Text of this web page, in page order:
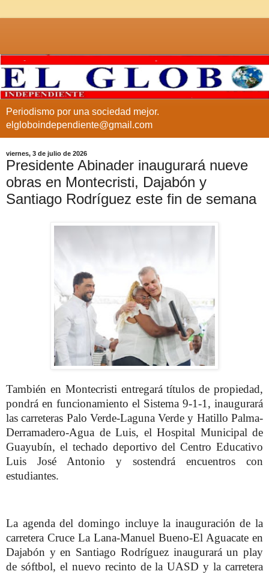
Periodismo por una sociedad mejor.
elgloboindependiente@gmail.com
viernes, 3 de julio de 2026
Presidente Abinader inaugurará nueve
obras en Montecristi, Dajabón y
Santiago Rodríguez este fin de semana
También en Montecristi entregará títulos de propiedad,
pondrá en funcionamiento el Sistema 9-1-1, inaugurará
las carreteras Palo Verde-Laguna Verde y Hatillo Palma-
Derramadero-Agua de Luis, el Hospital Municipal de
Guayubín, el techado deportivo del Centro Educativo
Luis José Antonio y sostendrá encuentros con
estudiantes.
La agenda del domingo incluye la inauguración de la
carretera Cruce La Lana-Manuel Bueno-El Aguacate en
Dajabón y en Santiago Rodríguez inaugurará un play
de sóftbol, el nuevo recinto de la UASD y la carretera